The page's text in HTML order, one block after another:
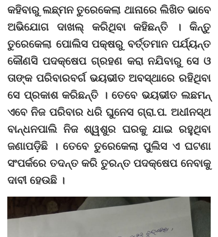
କହିବାରୁ ଲଛ୍‌ମନ ତୁରେକେଲା ଥାନାରେ ଲିଖିତ ଭାବେ
ଅଭିଯୋଗ ଦାଖଲ୍‌ କରିଥିବା କହିଛନ୍ତି । କିନ୍ତୁ
ତୁରେକେଲା ପୋଲିସ ପକ୍ଷରୁ ବର୍ତ୍ତମାନ ପର୍ଯ୍ୟନ୍ତ
କୌଣସି ପଦକ୍ଷେପ ଗ୍ରହଣ କରା ନଯିବାରୁ ସେ ଓ
ତାଙ୍କ ପରିବାରବର୍ଗ ଭୟଭୀତ ଅବସ୍ଥାରେ ରହିଥିବା
ସେ ପ୍ରକାଶ କରିଛନ୍ତି । ତେବେ ଭୟଭୀତ ଲଛମନ୍‌
ଏବେ ନିଜ ପରିବାର ଧରି ଘୁନେସ ଗ୍ରା.ପ. ଅଧୀନସ୍ଥ
ବାନ୍ଧନପାଲି ନିଜ ଶ୍ୱଶୁର ଘରକୁ ଯାଇ ରହୁଥିବା
ଜଣାପଡ଼ିଛି । ତେବେ ତୁରେକେଲା ପୁଲିସ ଏ ଘଟଣା
ସଂପର୍କରେ ତଦନ୍ତ କରି ତୁରନ୍ତ ପଦକ୍ଷେପ ନେବାକୁ
ଦାବୀ ହେଉଛି ।